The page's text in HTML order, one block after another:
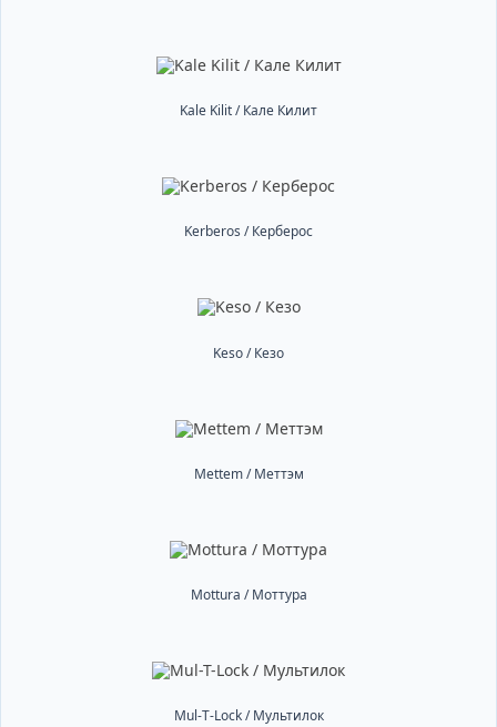
Kale Kilit / Кале Килит
Kerberos / Керберос
Keso / Кезо
Mettem / Меттэм
Mottura / Моттура
Mul-T-Lock / Мультилок